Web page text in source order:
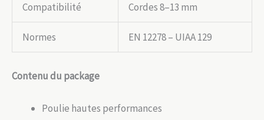
Compatibilité Cordes 8–13 mm
Normes EN 12278 – UIAA 129
Contenu du package
Poulie hautes performances